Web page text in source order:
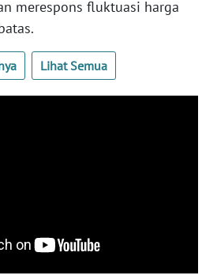
merespons fluktuasi harga
Lihat Semua